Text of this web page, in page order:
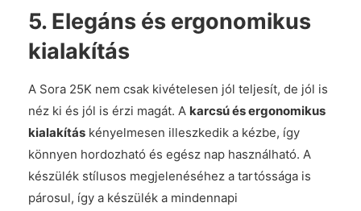
5. Elegáns és ergonomikus
kialakítás
A Sora 25K nem csak kivételesen jól teljesít, de jól is
néz ki és jól is érzi magát. A karcsú és ergonomikus
kialakítás kényelmesen illeszkedik a kézbe, így
könnyen hordozható és egész nap használható. A
készülék stílusos megjelenéséhez a tartóssága is
párosul, így a készülék a mindennapi